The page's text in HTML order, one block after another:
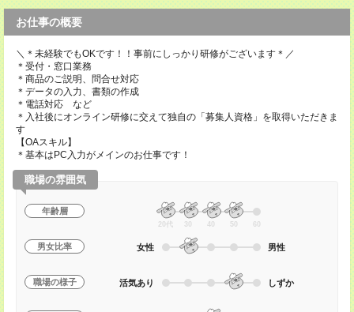
お仕事の概要
＼＊未経験でもOKです！！事前にしっかり研修がございます＊／
＊受付・窓口業務
＊商品のご説明、問合せ対応
＊データの入力、書類の作成
＊電話対応 など
＊入社後にオンライン研修に交えて独自の「募集人資格」を取得いただきま
す
【OAスキル】
＊基本はPC入力がメインのお仕事です！
職場の雰囲気
年齢層
20代 30 40 50 60
男女比率 女性 男性
職場の様子 活気あり しずか